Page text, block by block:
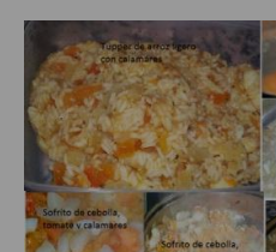
Ensaladas
Entrantes
Gazpachos, salmorejos, sopas y
Quínoa
Pasta